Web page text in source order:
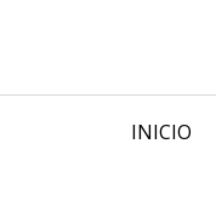
INICIO